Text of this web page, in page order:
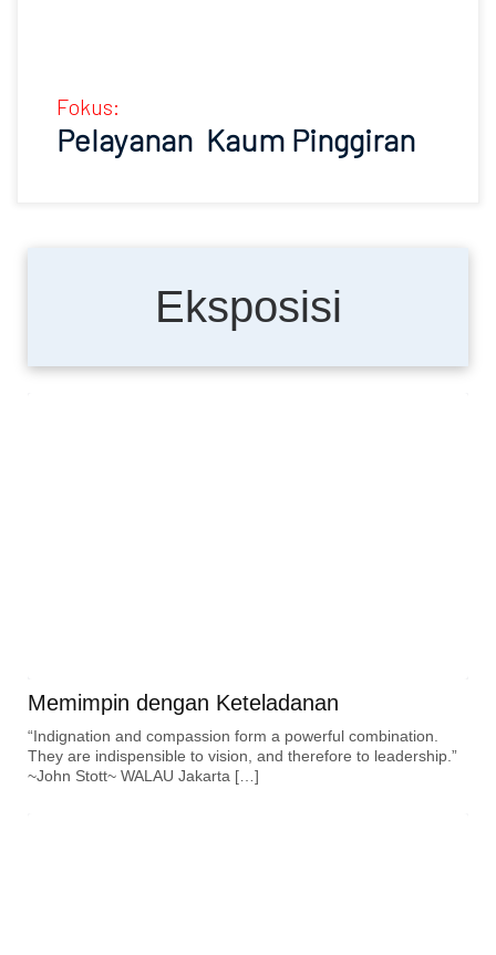
Fokus:
Pelayanan Kaum Pinggiran
Eksposisi
Memimpin dengan Keteladanan
“Indignation and compassion form a powerful combination.
They are indispensible to vision, and therefore to leadership.”
~John Stott~ WALAU Jakarta […]